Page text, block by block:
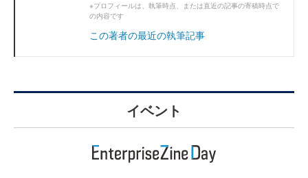
※プロフィールは、執筆時点、または直近の記事の寄稿時点で
の内容です
この著者の最近の執筆記事
イベント